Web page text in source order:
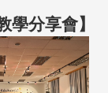
學分享會】